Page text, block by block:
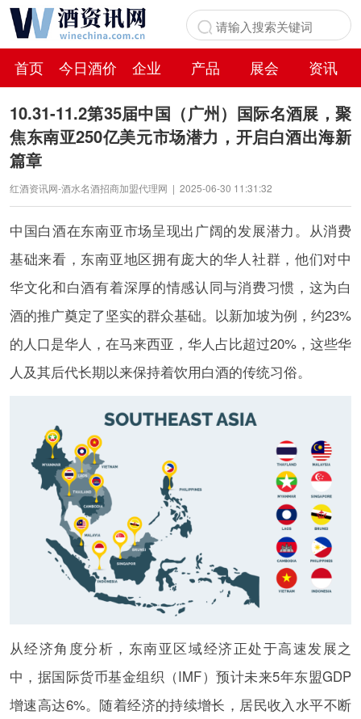
首页 今日酒价 企业 产品 展会
资讯
百科
10.31-11.2第35届中国（广州）国际名酒展，聚
焦东南亚250亿美元市场潜力，开启白酒出海新
篇章
红酒资讯网-酒水名酒招商加盟代理网 | 2025-06-30 11:31:32
中国白酒在东南亚市场呈现出广阔的发展潜力。从消费
基础来看，东南亚地区拥有庞大的华人社群，他们对中
华文化和白酒有着深厚的情感认同与消费习惯，这为白
酒的推广奠定了坚实的群众基础。以新加坡为例，约23%
的人口是华人，在马来西亚，华人占比超过20%，这些华
人及其后代长期以来保持着饮用白酒的传统习俗。
从经济角度分析，东南亚区域经济正处于高速发展之
中，据国际货币基金组织（IMF）预计未来5年东盟GDP
增速高达6%。随着经济的持续增长，居民收入水平不断